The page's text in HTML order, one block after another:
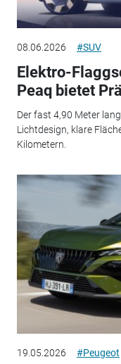
08.06.2026 #SUV
Elektro-
Peaq bietet
Der fast 4,90 Meter
Lichtdesign, klare
Kilometern.
19.05.2026 #Peugeot